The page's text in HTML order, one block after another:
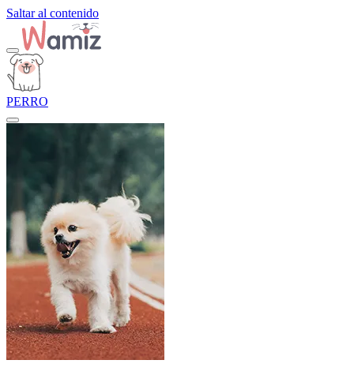
Saltar al contenido
PERRO